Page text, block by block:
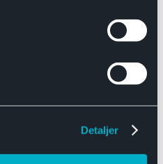
Detaljer